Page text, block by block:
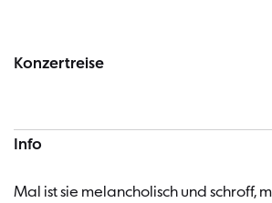
Konzertreise
Info
Mal ist sie melancholisch und schroff,